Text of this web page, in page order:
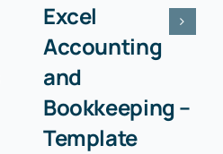
Excel
Accounting
and
Bookkeeping –
Template